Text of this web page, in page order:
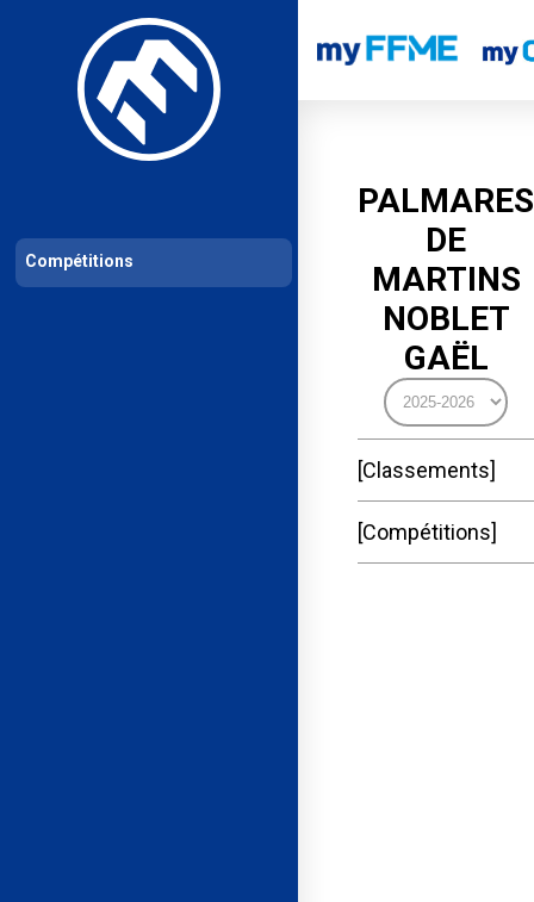
Les compétitions Calendrier de compétitions Classements
PALMARES
DE
MARTINS
NOBLET
GAËL
Classements
Compétitions
Compétitions